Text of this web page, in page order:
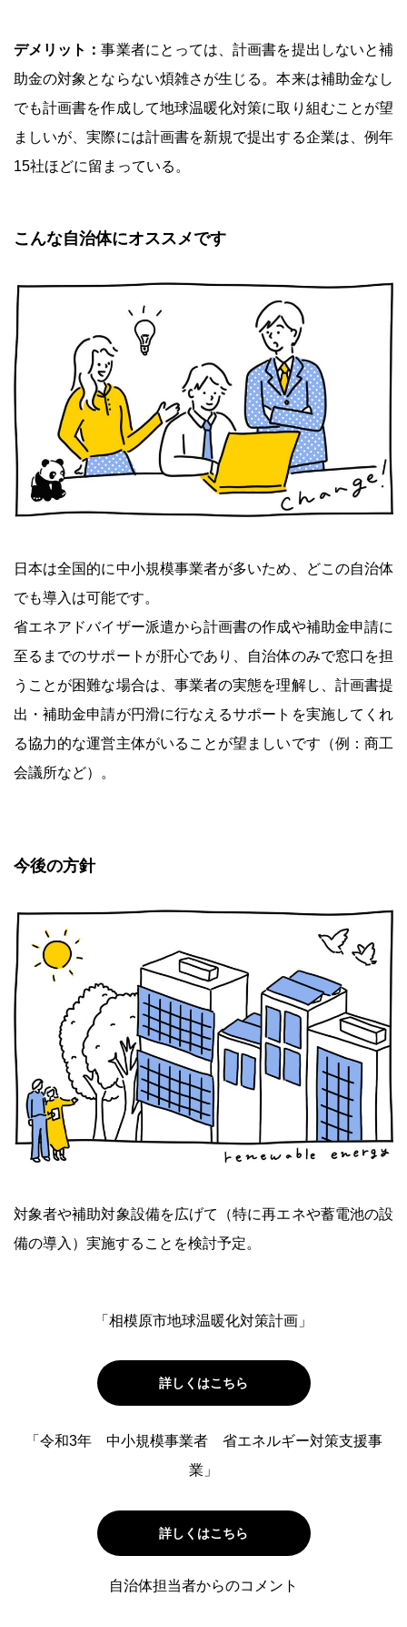
デメリット：事業者にとっては、計画書を提出しないと補
助金の対象とならない煩雑さが生じる。本来は補助金なし
でも計画書を作成して地球温暖化対策に取り組むことが望
ましいが、実際には計画書を新規で提出する企業は、例年
15社ほどに留まっている。
こんな自治体にオススメです
日本は全国的に中小規模事業者が多いため、どこの自治体
でも導入は可能です。
省エネアドバイザー派遣から計画書の作成や補助金申請に
至るまでのサポートが肝心であり、自治体のみで窓口を担
うことが困難な場合は、事業者の実態を理解し、計画書提
出・補助金申請が円滑に行なえるサポートを実施してくれ
る協力的な運営主体がいることが望ましいです（例：商工
会議所など）。
今後の方針
対象者や補助対象設備を広げて（特に再エネや蓄電池の設
備の導入）実施することを検討予定。
「相模原市地球温暖化対策計画」
詳しくはこちら
「令和3年 中小規模事業者 省エネルギー対策支援事
業」
詳しくはこちら
自治体担当者からのコメント